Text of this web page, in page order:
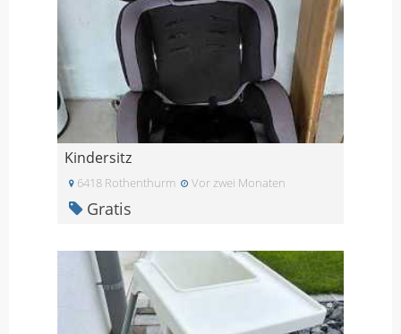
Kindersitz
6418 Rothenthurm Vor zwei Monaten
Gratis